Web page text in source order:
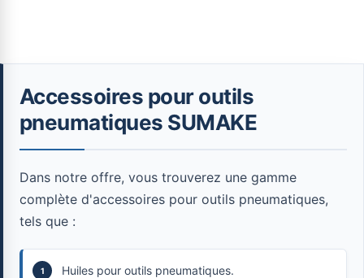
Accessoires pour outils
pneumatiques SUMAKE
Dans notre offre, vous trouverez une gamme
complète d'accessoires pour outils pneumatiques,
tels que :
Huiles pour outils pneumatiques.